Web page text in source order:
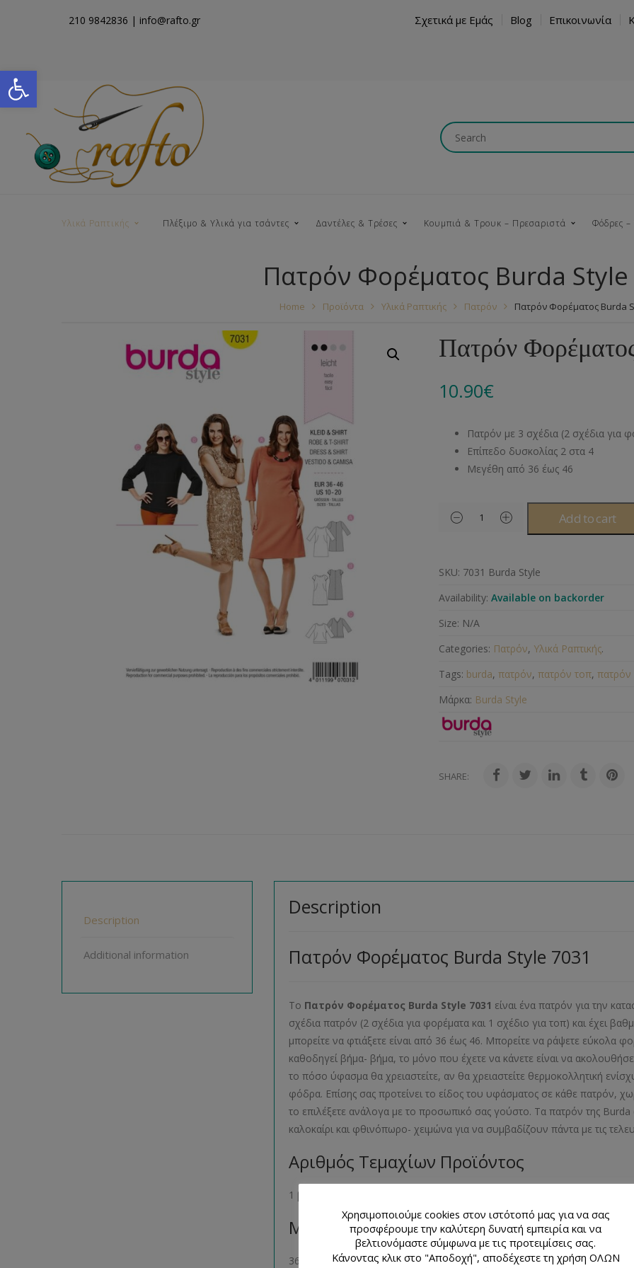
Open toolbar
210 9842836 | info@rafto.gr Σχετικά με Εμάς Blog Επικοινωνία
Υλικά Ραπτικής Πλέξιμο & Υλικά για τσάντες
Νήματα για Τσάντες Κουμπώματα
Χερούλια Τσάντας Αλυσίδες
Ιμάντες Μεταλλικά Εξαρτήματα
Νήματα
Αξεσουάρ
Δαντέλες & Τρέσες
Βαμβακερές
Μπροντερί
Κρόσια
Φυτίλια- Κορδόνια
Διάφορες Τρέσες
Κουμπιά & Τρουκ – Πρεσαριστά
Ξύλινα
Πουκαμίσου
Στρας
Μοντγκόμερι
Άλλα Υλικά
Φόδρες
Πατρόν Φορέματος Burda Style
Home Προϊόντα Υλικά Ραπτικής Πατρόν Πατρόν Φορέματος Burda
Πατρόν
10.90€
Πατρόν με 3 σχέδια (2 σχέδια για
Επίπεδο δυσκολίας 2 στα 4
Μεγέθη από 36 έως 46
Add to cart
SKU: 7031 Burda Style
Availability: Available on backorder
Size: N/A
Categories: Πατρόν, Υλικά Ραπτικής.
Tags: burda,πατρόν,πατρόν τοπ,
Μάρκα: Burda Style
SHARE:
Description
Additional information
Description
Πατρόν Φορέματος Burda Style 7031
Το Πατρόν Φορέματος Burda Style 7031 είναι ένα πατρόν για την
σχέδια πατρόν (2 σχέδια για φορέματα και 1 σχέδιο για τοπ) και έχει
μπορείτε να φτιάξετε είναι από 36 έως 46. Μπορείτε να ράψετε εύκολα
καθοδηγεί βήμα- βήμα, το μόνο που έχετε να κάνετε είναι να
το πόσο ύφασμα θα χρειαστείτε, αν θα χρειαστείτε θερμοκολλητική
φόδρα. Επίσης σας προτείνει το είδος του υφάσματος σε κάθε πατρόν,
το επιλέξετε ανάλογα με το προσωπικό σας γούστο. Τα πατρόν της
καλοκαίρι και φθινόπωρο- χειμώνα για να συμβαδίζουν πάντα με τις
Αριθμός Τεμαχίων Προϊόντος
1 βιβλιαράκι με 3 σχέδια πατρόν (2 σχέδια για φορέματα και 1 σχέδιο για
Μέγεθος Προϊόντος
36- 38- 40- 42- 44- 46
Χρησιμοποιούμε cookies στον ιστότοπό μας για να σας
προσφέρουμε την καλύτερη δυνατή εμπειρία και να
βελτιονόμαστε σύμφωνα με τις προτειμίσεις σας.
Κάνοντας κλικ στο "Αποδοχή", αποδέχεστε τη χρήση ΟΛΩΝ